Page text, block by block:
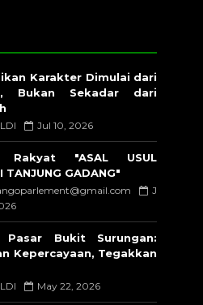
Karakter Dimulai dari
Bukan Sekadar dari
Jul 10, 2026
Rakyat "ASAL USUL
TANJUNG GADANG"
J
Pasar Bukit Surungan:
Kepercayaan, Tegakkan
May 22, 2026